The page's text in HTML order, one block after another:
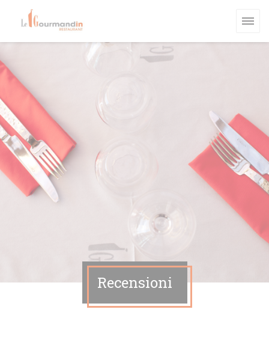
Recensioni